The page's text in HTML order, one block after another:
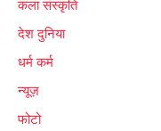
कला संस्कृति
देश दुनिया
धर्म कर्म
न्यूज़
फोटो